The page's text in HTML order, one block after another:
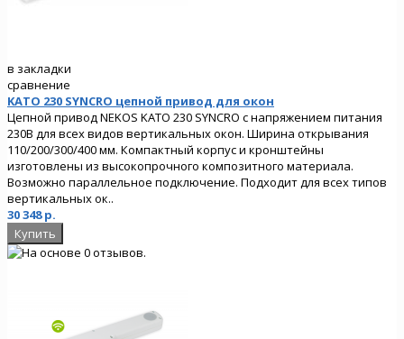
в закладки
сравнение
KATO 230 SYNCRO цепной привод для окон
Цепной привод NEKOS KATO 230 SYNCRO с напряжением питания
230В для всех видов вертикальных окон. Ширина открывания
110/200/300/400 мм. Компактный корпус и кронштейны
изготовлены из высокопрочного композитного материала.
Возможно параллельное подключение. Подходит для всех типов
вертикальных ок..
30 348 р.